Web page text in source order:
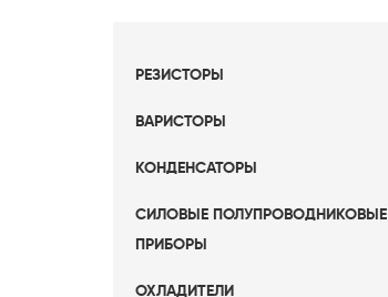
РЕЗИСТОРЫ
ВАРИСТОРЫ
КОНДЕНСАТОРЫ
СИЛОВЫЕ ПОЛУПРОВОДНИКОВЫЕ
ПРИБОРЫ
ОХЛАДИТЕЛИ